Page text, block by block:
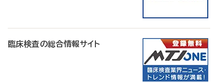
臨床検査の総合情報サイト